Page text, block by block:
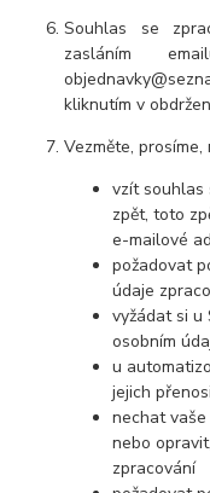
Souhlas se
zasláním
kliknutím v
Vezměte,
vzít souhlas
zpět, toto
e-mailové
požadovat
údaje
vyžádat si u
osobním
u
jejich
nechat
nebo
zpracování